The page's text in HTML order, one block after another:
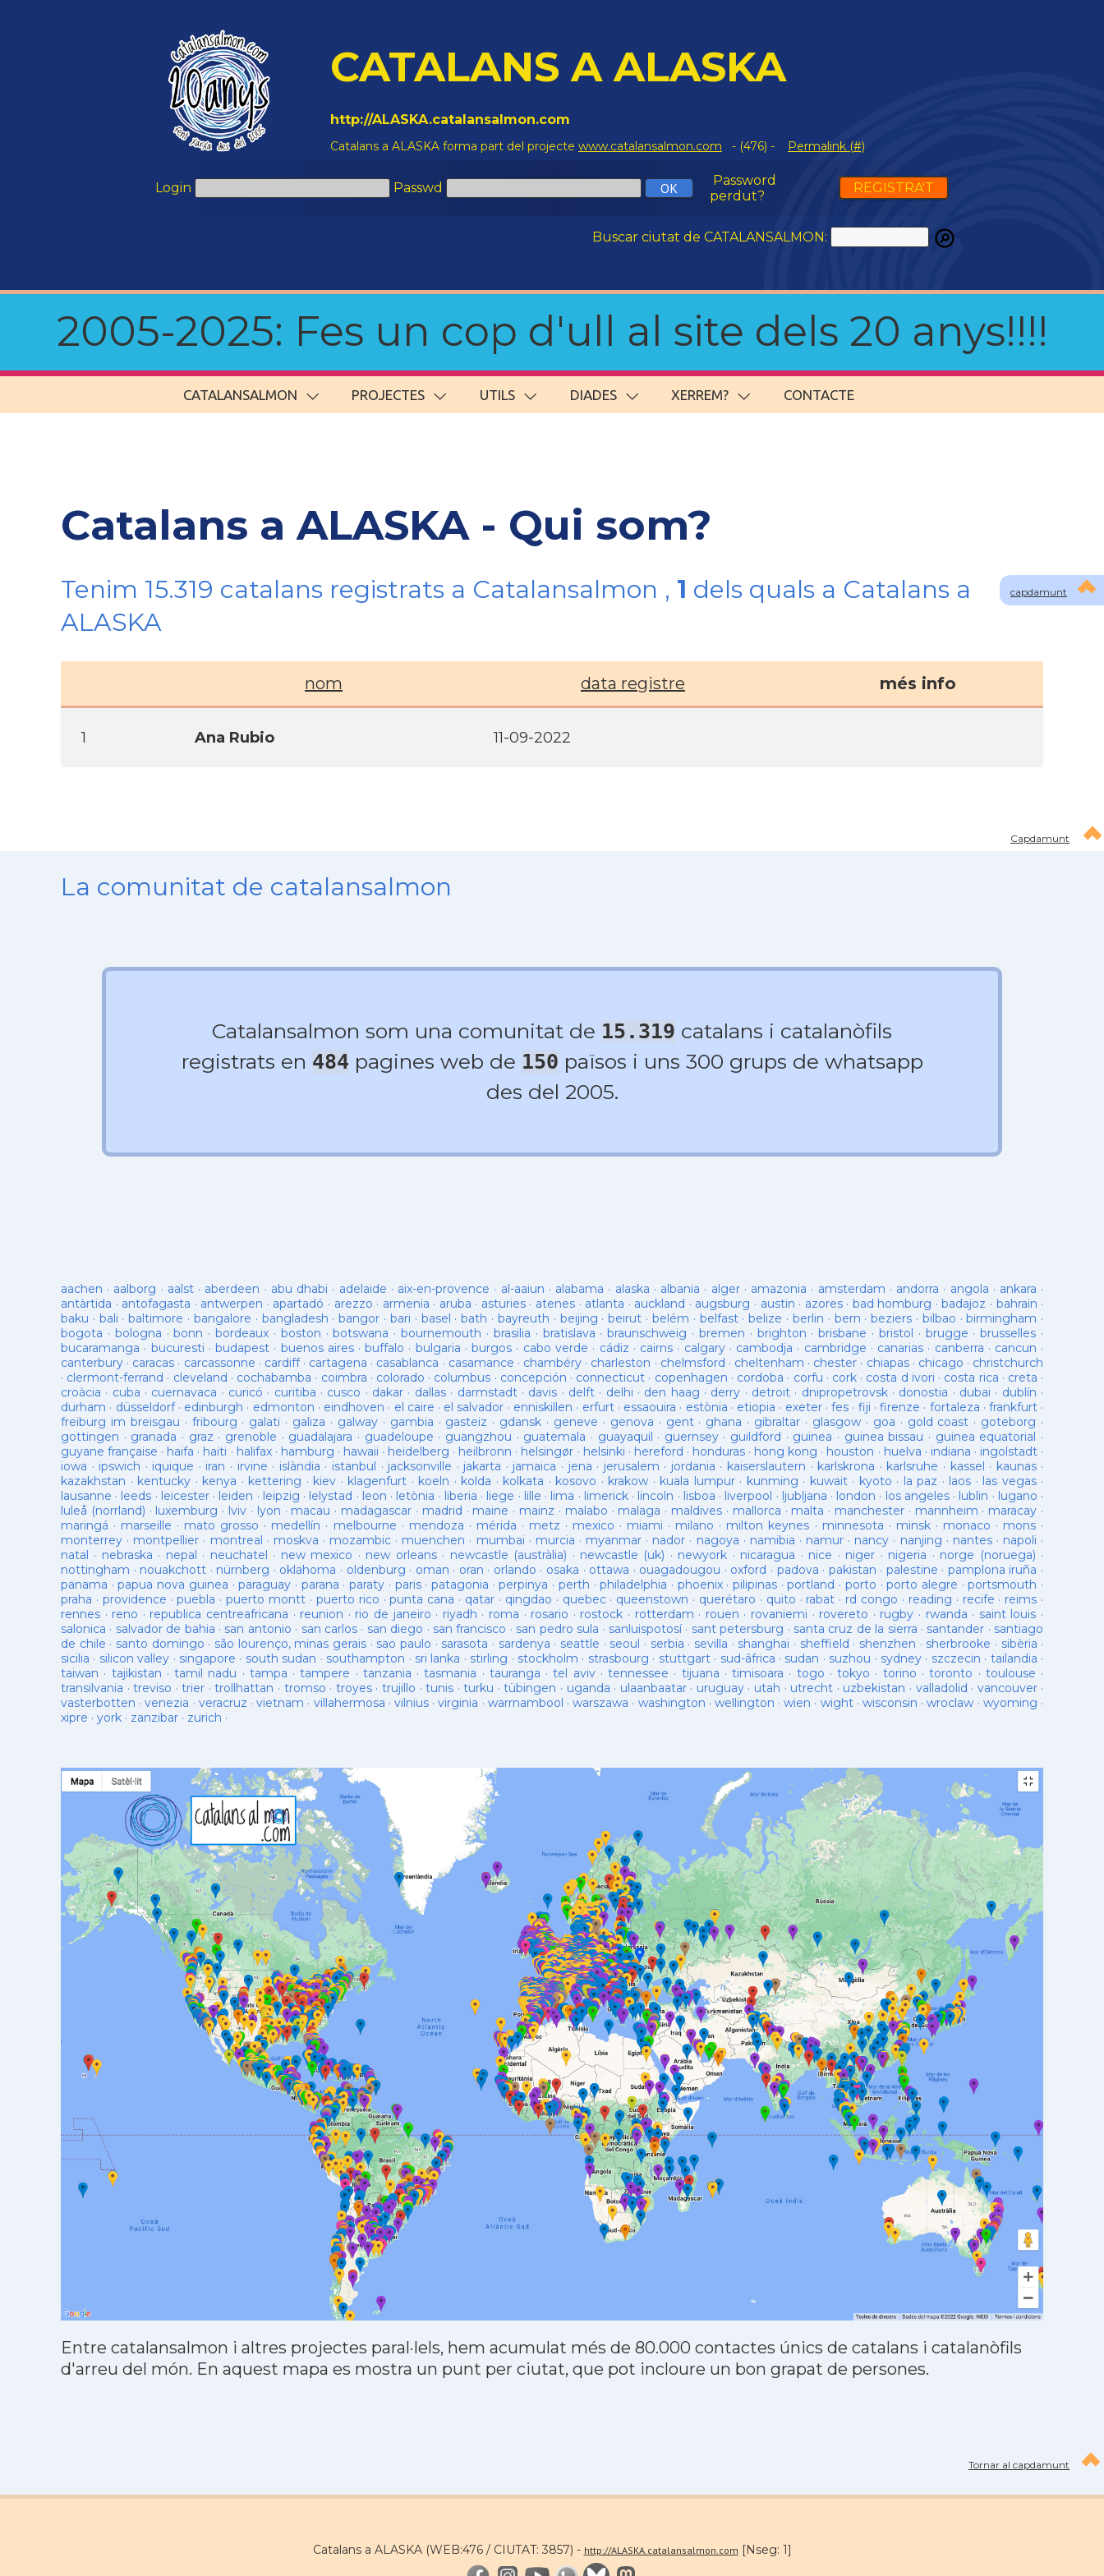
CATALANS A ALASKA
http://ALASKA.catalansalmon.com
Catalans a ALASKA forma part del projecte www.catalansalmon.com - (476) - Permalink (#)
Login Passwd
Password
perdut?
REGISTRA'T
Buscar ciutat de CATALANSALMON:
2005-2025: Fes un cop d'ull al site dels 20 anys!!!!
CATALANSALMON PROJECTES UTILS DIADES XERREM? CONTACTE
capdamunt
Catalans a ALASKA - Qui som?
Tenim 15.319 catalans registrats a Catalansalmon , 1 dels quals a Catalans a
ALASKA
nom data registre més info
1 Ana Rubio 11-09-2022
Capdamunt
La comunitat de catalansalmon
Catalansalmon som una comunitat de 15.319 catalans i catalanòfils
registrats en 484 pagines web de 150 països i uns 300 grups de whatsapp
des del 2005.
aachen · aalborg · aalst· aberdeen · abu dhabi · adelaide · aix-en-provence · al-aaiun · alabama · alaska · albania · alger· amazonia · amsterdam · andorra · angola · ankara ·
antàrtida · antofagasta · antwerpen · apartadó · arezzo · armenia · aruba · asturies· atenes · atlanta · auckland · augsburg · austin · azores· bad homburg ·badajoz · bahrain ·
baku · bali ·baltimore · bangalore · bangladesh ·bangor · bari · basel ·bath · bayreuth · beijing ·beirut · belém · belfast·belize · berlin · bern ·beziers · bilbao ·birmingham ·
bogota · bologna ·bonn ·bordeaux · boston ·botswana ·bournemouth · brasilia · bratislava ·braunschweig · bremen · brighton ·brisbane · bristol · brugge ·brusselles ·
bucaramanga · bucuresti · budapest · buenos aires·buffalo · bulgaria ·burgos · cabo verde · cádiz · cairns · calgary· cambodja · cambridge · canarias · canberra · cancun ·
canterbury · caracas · carcassonne · cardiff· cartagena · casablanca · casamance · chambéry · charleston · chelmsford · cheltenham · chester · chiapas· chicago · christchurch
· clermont-ferrand · cleveland · cochabamba · coimbra · colorado · columbus · concepción · connecticut · copenhagen · cordoba · corfu · cork · costa d ivori · costa rica · creta ·
croàcia · cuba · cuernavaca · curicó · curitiba · cusco · dakar · dallas· darmstadt· davis · delft· delhi · den haag · derry · detroit· dnipropetrovsk· donostia · dubai · dublín ·
durham · düsseldorf· edinburgh · edmonton · eindhoven · el caire · el salvador · enniskillen · erfurt· essaouira · estònia · etiopia · exeter· fes · fiji · firenze · fortaleza · frankfurt ·
freiburg im breisgau · fribourg · galati · galiza · galway· gambia · gasteiz · gdansk · geneve · genova · gent· ghana · gibraltar · glasgow· goa · gold coast · goteborg ·
gottingen · granada · graz · grenoble · guadalajara · guadeloupe · guangzhou · guatemala · guayaquil · guernsey· guildford · guinea · guinea bissau · guinea equatorial ·
guyane française · haifa · haiti · halifax· hamburg · hawaii · heidelberg · heilbronn · helsingør · helsinki · hereford · honduras· hong kong · houston · huelva · indiana · ingolstadt·
iowa · ipswich · iquique · iran · irvine · islàndia · istanbul · jacksonville · jakarta · jamaica · jena · jerusalem · jordania · kaiserslautern · karlskrona · karlsruhe · kassel · kaunas·
kazakhstan · kentucky · kenya · kettering · kiev · klagenfurt · koeln · kolda · kolkata · kosovo · krakow · kuala lumpur· kunming · kuwait· kyoto · la paz · laos · las vegas·
lausanne · leeds · leicester· leiden · leipzig · lelystad · leon · letònia · liberia · liege · lille · lima · limerick· lincoln · lisboa · liverpool · ljubljana · london · los angeles· lublin · lugano ·
luleå (norrland) · luxemburg · lviv · lyon · macau · madagascar · madrid · maine · mainz · malabo · malaga · maldives · mallorca · malta · manchester · mannheim · maracay ·
maringá · marseille · mato grosso · medellín · melbourne · mendoza · mérida · metz · mexico · miami · milano · milton keynes · minnesota · minsk· monaco · mons ·
monterrey · montpellier · montreal · moskva · mozambic · muenchen · mumbai · murcia · myanmar · nador · nagoya · namibia · namur · nancy · nanjing · nantes· napoli ·
natal · nebraska · nepal · neuchatel · new mexico · new orleans· newcastle (austràlia) · newcastle (uk) · newyork · nicaragua · nice · niger · nigeria · norge (noruega) ·
nottingham · nouakchott · nürnberg · oklahoma · oldenburg · oman · oran · orlando · osaka · ottawa · ouagadougou · oxford · padova · pakistan · palestine · pamplona iruña ·
panama ·papua nova guinea ·paraguay · parana ·paraty · paris· patagonia ·perpinya · perth ·philadelphia · phoenix·pilipinas ·portland · porto ·porto alegre ·portsmouth ·
praha · providence ·puebla ·puerto montt · puerto rico ·punta cana · qatar · qingdao · quebec· queenstown · querétaro · quito · rabat · rd congo · reading · recife · reims ·
rennes · reno · republica centreafricana · reunion · rio de janeiro · riyadh · roma · rosario · rostock · rotterdam · rouen · rovaniemi · rovereto · rugby · rwanda · saint louis ·
salonica · salvador de bahia · san antonio · san carlos · san diego · san francisco · san pedro sula · sanluispotosí· sant petersburg · santa cruz de la sierra · santander · santiago
de chile · santo domingo · são lourenço, minas gerais· sao paulo · sarasota · sardenya · seattle · seoul · serbia · sevilla · shanghai · sheffield · shenzhen · sherbrooke · sibèria ·
sicilia · silicon valley · singapore · south sudan · southampton · sri lanka · stirling · stockholm · strasbourg · stuttgart· sud-âfrica · sudan · suzhou · sydney · szczecin · tailandia ·
taiwan · tajikistan ·tamil nadu · tampa ·tampere · tanzania ·tasmania · tauranga ·tel aviv·tennessee · tijuana ·timisoara · togo ·tokyo · torino ·toronto · toulouse ·
transilvania ·treviso ·trier ·trollhattan · tromso · troyes· trujillo ·tunis ·turku ·tübingen · uganda · ulaanbaatar· uruguay· utah · utrecht · uzbekistan · valladolid · vancouver·
vasterbotten ·venezia · veracruz ·vietnam · villahermosa · vilnius·virginia · warrnambool ·warszawa · washington · wellington ·wien · wight·wisconsin ·wroclaw · wyoming ·
xipre · york · zanzibar · zurich ·
Entre catalansalmon i altres projectes paral·lels, hem acumulat més de 80.000 contactes únics de catalans i catalanòfils
d'arreu del món. En aquest mapa es mostra un punt per ciutat, que pot incloure un bon grapat de persones.
Tornar al capdamunt
Catalans a ALASKA (WEB:476 / CIUTAT: 3857) - http://ALASKA.catalansalmon.com [Nseg: 1]